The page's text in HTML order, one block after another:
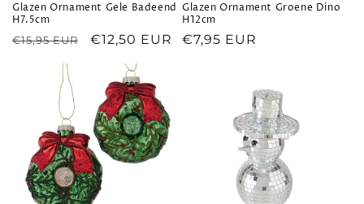
Glazen Ornament Gele Badeend
H7.5cm
Normale
€15,95 EUR Aanbiedingsprijs
€12,50 EUR
Glazen Ornament Groene Dino
H12cm
Normale
€7,95 EUR